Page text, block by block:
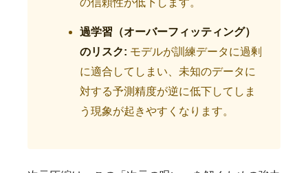
過学習（オーバーフィッティング）
のリスク: モデルが訓練データに過剰
に適合してしまい、未知のデータに
対する予測精度が逆に低下してしま
う現象が起きやすくなります。